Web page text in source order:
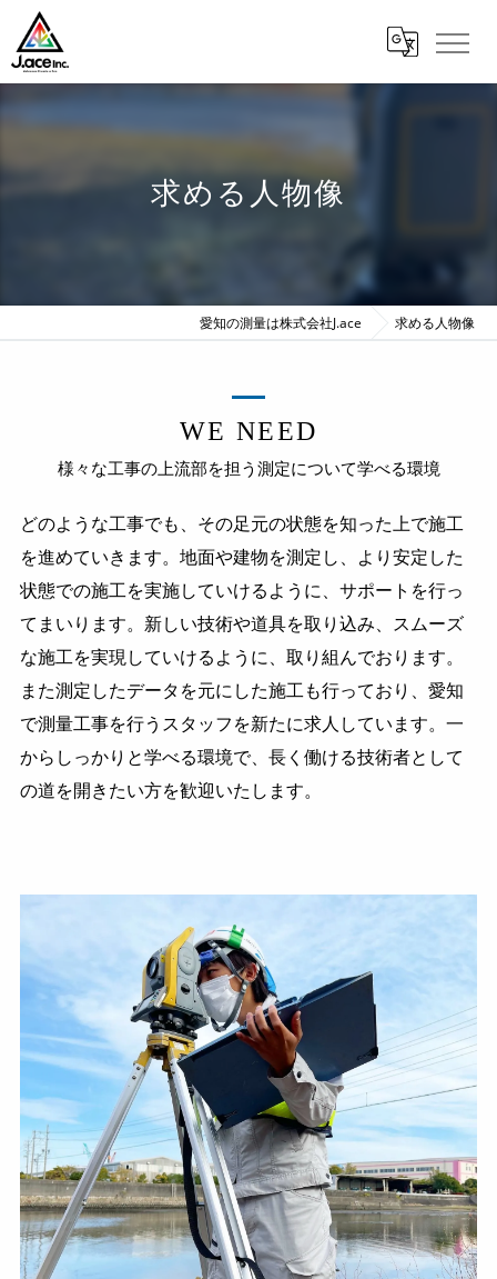
求める人物像
愛知の測量は株式会社J.ace 求める人物像
様々な工事の上流部を担う測定について学べる環境
WE NEED
どのような工事でも、その足元の状態を知った上で施工
を進めていきます。地面や建物を測定し、より安定した
状態での施工を実施していけるように、サポートを行っ
てまいります。新しい技術や道具を取り込み、スムーズ
な施工を実現していけるように、取り組んでおります。
また測定したデータを元にした施工も行っており、愛知
で測量工事を行うスタッフを新たに求人しています。一
からしっかりと学べる環境で、長く働ける技術者として
の道を開きたい方を歓迎いたします。